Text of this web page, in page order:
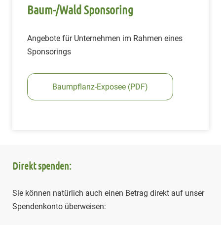
Baum-/Wald Sponsoring
Angebote für Unternehmen im Rahmen eines
Sponsorings
Baumpflanz-Exposee (PDF)
Direkt spenden:
Sie können natürlich auch einen Betrag direkt auf unser
Spendenkonto überweisen: